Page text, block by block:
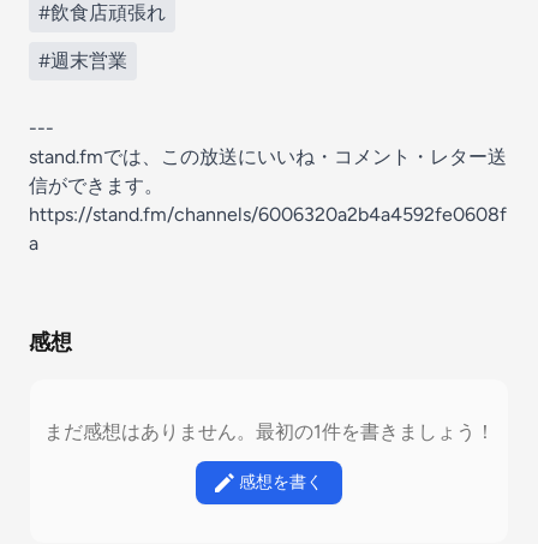
#飲食店頑張れ
#週末営業
---
stand.fmでは、この放送にいいね・コメント・レター送
信ができます。
https://stand.fm/channels/6006320a2b4a4592fe0608f
a
感想
まだ感想はありません。最初の1件を書きましょう！
感想を書く